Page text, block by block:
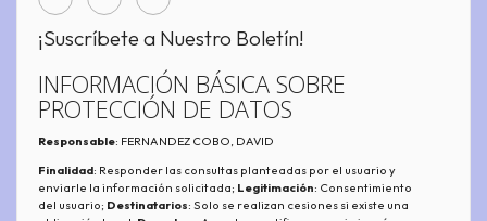
¡Suscríbete a Nuestro Boletín!
INFORMACIÓN BÁSICA SOBRE
PROTECCIÓN DE DATOS
Responsable: FERNANDEZ COBO, DAVID
Finalidad: Responder las consultas planteadas por el usuario y
enviarle la información solicitada; Legitimación: Consentimiento
del usuario; Destinatarios: Solo se realizan cesiones si existe una